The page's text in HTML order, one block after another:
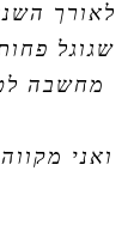
לאורך
שגוגל
מחשבה
ואני